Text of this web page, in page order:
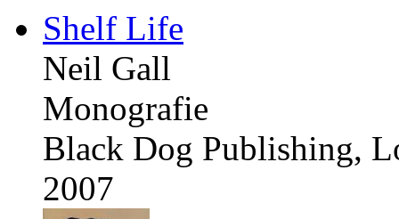
Shelf Life
Neil Gall
Monografie
Black Dog Publishing,
2007